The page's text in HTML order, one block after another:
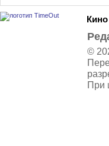
Кино
©
При